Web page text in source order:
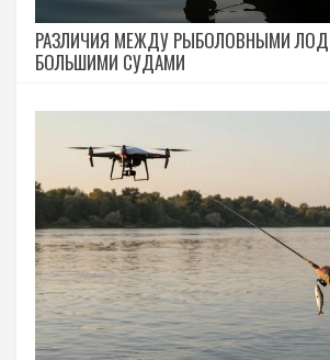
РАЗЛИЧИЯ МЕЖДУ РЫБОЛОВНЫМИ
БОЛЬШИМИ СУДАМИ